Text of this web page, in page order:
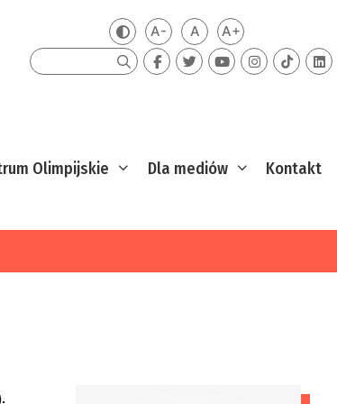
Zmień kontrast
A-Mniejsza czcionka
ADomyślna czcionka
A+Większa
Szukaj
Olimpijskie Dla mediów Kontakt